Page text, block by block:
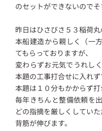
のセットができないので
昨日はひさびさ５３稲荷
本船建造から親しく（一
てもらっておりますが、
変わらずお元気でうれし
本題の工事打合せに入れず
本題は１０分もかからず打
毎年きちんと整備依頼を
どの指摘を厳しくしてい
背筋が伸びます。